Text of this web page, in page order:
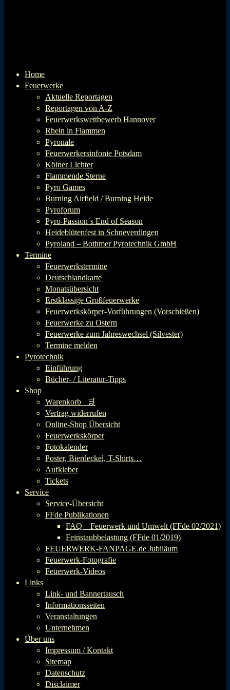
Home
Feuerwerke
Aktuelle Reportagen
Reportagen von A-Z
Feuerwerkswettbewerb Hannover
Rhein in Flammen
Pyronale
Feuerwerkersinfonie Potsdam
Kölner Lichter
Flammende Sterne
Pyro Games
Burning Airfield / Burning Heide
Pyroforum
Pyro-Passion´s End of Season
Heideblütenfest in Schneverdingen
Pyroland – Bothmer Pyrotechnik GmbH
Termine
Feuerwerkstermine
Deutschlandkarte
Monatsübersicht
Erstklassige Großfeuerwerke
Feuerwerkskörper-Vorführungen (Vorschießen)
Feuerwerke zu Ostern
Feuerwerke zum Jahreswechsel (Silvester)
Termine melden
Pyrotechnik
Einführung
Bücher- / Literatur-Tipps
Shop
Warenkorb 🛒
Vertrag widerrufen
Online-Shop Übersicht
Feuerwerkskörper
Fotokalender
Poster, Bierdeckel, T-Shirts…
Aufkleber
Tickets
Service
Service-Übersicht
FFde Publikationen
FAQ – Feuerwerk und Umwelt (FFde 02/2021)
Feinstaubbelastung (FFde 01/2019)
FEUERWERK-FANPAGE.de Jubiläum
Feuerwerk-Fotografie
Feuerwerk-Videos
Links
Link- und Bannertausch
Informationsseiten
Veranstaltungen
Unternehmen
Über uns
Impressum / Kontakt
Sitemap
Datenschutz
Disclaimer